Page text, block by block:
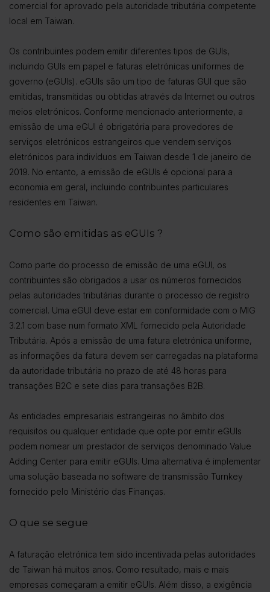
comercial for aprovado pela autoridade tributária competente
local em Taiwan.
Os contribuintes podem emitir diferentes tipos de GUIs,
incluindo GUIs em papel e faturas eletrónicas uniformes de
governo (eGUIs). eGUIs são um tipo de faturas GUI que são
emitidas, transmitidas ou obtidas através da Internet ou outros
meios eletrónicos. Conforme mencionado anteriormente, a
emissão de uma eGUI é obrigatória para provedores de
serviços eletrónicos estrangeiros que vendem serviços
eletrónicos para indivíduos em Taiwan desde 1 de janeiro de
2019. No entanto, a emissão de eGUIs é opcional para a
economia em geral, incluindo contribuintes particulares
residentes em Taiwan.
Como são emitidas as eGUIs ?
Como parte do processo de emissão de uma eGUI, os
contribuintes são obrigados a usar os números fornecidos
pelas autoridades tributárias durante o processo de registro
comercial. Uma eGUI deve estar em conformidade com o MIG
3.2.1 com base num formato XML fornecido pela Autoridade
Tributária. Após a emissão de uma fatura eletrónica uniforme,
as informações da fatura devem ser carregadas na plataforma
da autoridade tributária no prazo de até 48 horas para
transações B2C e sete dias para transações B2B.
As entidades empresariais estrangeiras no âmbito dos
requisitos ou qualquer entidade que opte por emitir eGUIs
podem nomear um prestador de serviços denominado Value
Adding Center para emitir eGUIs. Uma alternativa é implementar
uma solução baseada no software de transmissão Turnkey
fornecido pelo Ministério das Finanças.
O que se segue
A faturação eletrónica tem sido incentivada pelas autoridades
de Taiwan há muitos anos. Como resultado, mais e mais
empresas começaram a emitir eGUIs. Além disso, a exigência